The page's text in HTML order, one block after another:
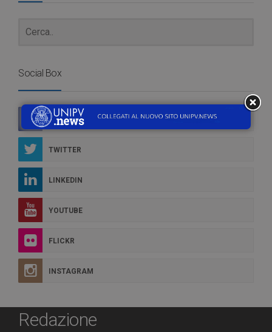
Social Box
FACEBOOK
TWITTER
LINKEDIN
YOUTUBE
FLICKR
INSTAGRAM
Redazione